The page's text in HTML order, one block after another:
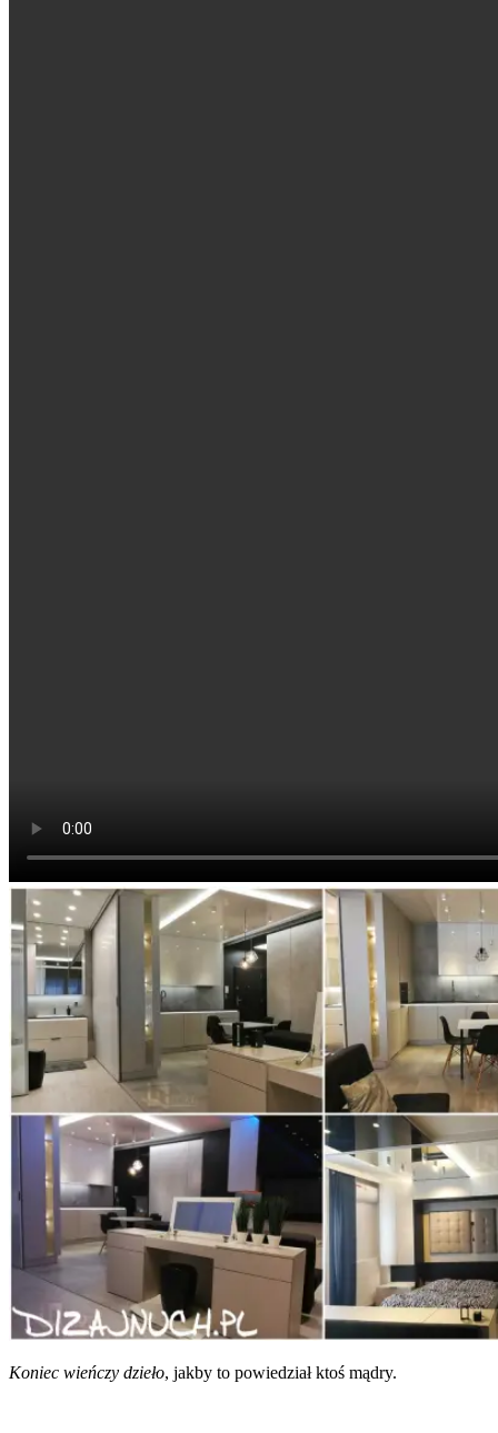
Koniec wień­czy dzie­ło, jak­by to powie­dział ktoś mądry.